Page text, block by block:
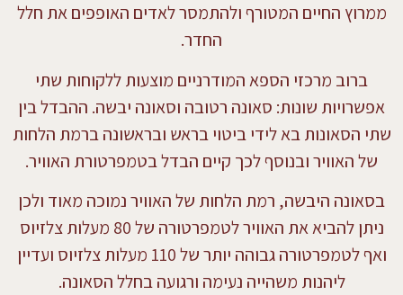
ממרוץ החיים המטורף ולהתמסר לאדים האופפים את חלל
החדר.
ברוב מרכזי הספא המודרניים מוצעות ללקוחות שתי
אפשרויות שונות: סאונה רטובה וסאונה יבשה. ההבדל בין
שתי הסאונות בא לידי ביטוי בראש ובראשונה ברמת הלחות
של האוויר ובנוסף לכך קיים הבדל בטמפרטורת האוויר.
בסאונה היבשה, רמת הלחות של האוויר נמוכה מאוד ולכן
ניתן להביא את האוויר לטמפרטורה של 80 מעלות צלזיוס
ואף לטמפרטורה גבוהה יותר של 110 מעלות צלזיוס
ועדיין
ליהנות משהייה נעימה ורגועה בחלל הסאונה.